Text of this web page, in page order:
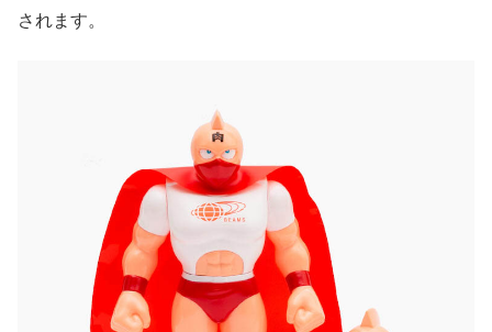
されます。